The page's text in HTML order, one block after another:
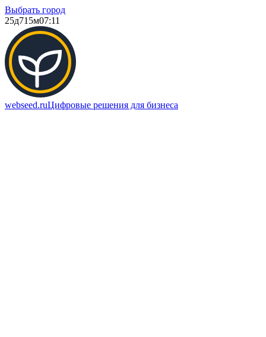
Выбрать город
25д715м07:11
webseed.ruЦифровые решения для бизнеса